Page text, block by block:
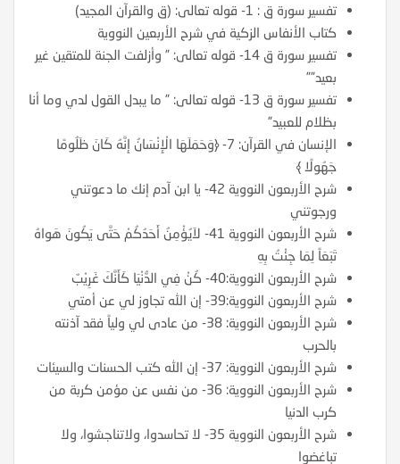
تفسير سورة ق : 1- قوله تعالى: (ق والقرآن المجيد)
كتاب الأنفاس الزكية في شرح الأربعين النووية
تفسير سورة ق 14- قوله تعالى: ” وأزلفت الجنة للمتقين غير
بعيد””
تفسير سورة ق 13- قوله تعالى: ” ما يبدل القول لدي وما أنا
بظلام للعبيد”
الإنسان في القرآن: 7- ﴿وَحَمَلَهَا الْإِنْسَانُ إِنَّهُ كَانَ ظَلُومًا
جَهُولًا ﴾
شرح الأربعون النووية 42- يا ابن آدم إنك ما دعوتني
ورجوتني
شرح الأربعون النووية 41- لاَيُؤْمِنُ أَحَدُكُمْ حَتَّى يَكُونَ هَواهُ
تَبَعَاً لِمَا جِئْتُ بِهِ
شرح الأربعون النووية:40- كُنْ فِي الدُّنْيَا كَأَنَّكَ غَرِيْبٌ
شرح الأربعون النووية:39- إن الله تجاوز لي عن أمتي
شرح الأربعون النووية: 38- من عادى لي ولياً فقد آذنته
بالحرب
شرح الأربعون النووية: 37- إن الله كتب الحسنات والسيئات
شرح الأربعون النووية: 36- من نفس عن مؤمن كربة من
كرب الدنيا
شرح الأربعون النووية 35- لا تحاسدوا، ولاتناجشوا، ولا
تباغضوا